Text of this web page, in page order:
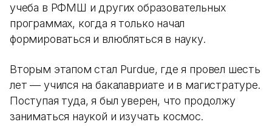
учеба в РФМШ и других образовательных
программах, когда я только начал
формироваться и влюбляться в науку.
Вторым этапом стал Purdue, где я провел шесть
лет — учился на бакалавриате и в магистратуре.
Поступая туда, я был уверен, что продолжу
заниматься наукой и изучать космос.